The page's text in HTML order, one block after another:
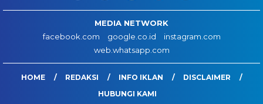
MEDIA NETWORK
facebook.com
google.co.id
instagram.com
web.whatsapp.com
HOME REDAKSI INFO IKLAN
DISCLAIMER
HUBUNGI KAMI